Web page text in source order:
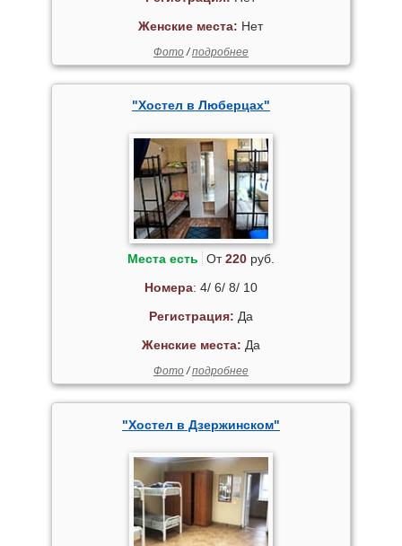
Женские места: Нет
Фото/подробнее
"Хостел в Люберцах"
Места есть От220руб.
Номера: 4/ 6/ 8/ 10
Регистрация: Да
Женские места: Да
Фото/подробнее
"Хостел в Дзержинском"